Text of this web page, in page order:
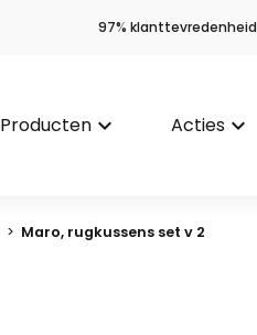
97% klanttevredenheid
Producten keyboard_arrow_down Acties keyboard_arrow_down
> Maro, rugkussens set v 2